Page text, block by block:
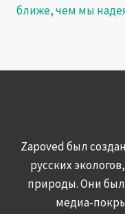
ближе, чем мы
Zapoved был
русских
природы. Они
медиа-